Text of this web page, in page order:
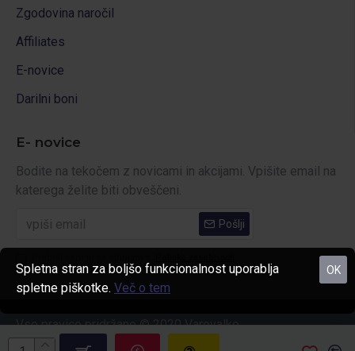
Zgodovina naročil
Affiliates
E-novice
Darilni boni
E- novice
Bodite na tekočem z novicami in akcijami. Vpišite email na
katerega želite biti obveščeni.
Pošlji
Vse pravice pridržane © 2020 Varovalko
OK
Spletna stran za boljšo funkcionalnost uporablja
spletne piškotke. Več o tem